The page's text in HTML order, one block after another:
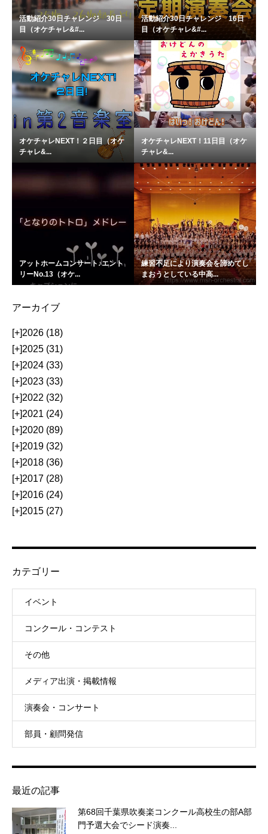
活動紹介30日チャレンジ 30日
目（オケチャレ&#...
活動紹介30日チャレンジ 16日
目（オケチャレ&#...
オケチャレNEXT！２日目（オケ
チャレ&...
オケチャレNEXT！11日目（オケ
チャレ&...
アットホームコンサート♪エント
リーNo.13（オケ...
練習不足により演奏会を諦めてし
まおうとしている中高...
アーカイブ
[+]2026 (18)
[+]2025 (31)
[+]2024 (33)
[+]2023 (33)
[+]2022 (32)
[+]2021 (24)
[+]2020 (89)
[+]2019 (32)
[+]2018 (36)
[+]2017 (28)
[+]2016 (24)
[+]2015 (27)
カテゴリー
イベント
コンクール・コンテスト
その他
メディア出演・掲載情報
演奏会・コンサート
部員・顧問発信
最近の記事
第68回千葉県吹奏楽コンクール高校生の部A部
門予選大会でシード演奏...